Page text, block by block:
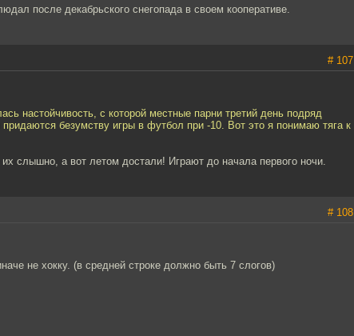
после декабрьского снегопада в своем кооперативе.
# 107
настойчивость, с которой местные парни третий день подряд
безумству игры в футбол при -10. Вот это я понимаю тяга к
слышно, а вот летом достали! Играют до начала первого ночи.
# 108
не хокку. (в средней строке должно быть 7 слогов)